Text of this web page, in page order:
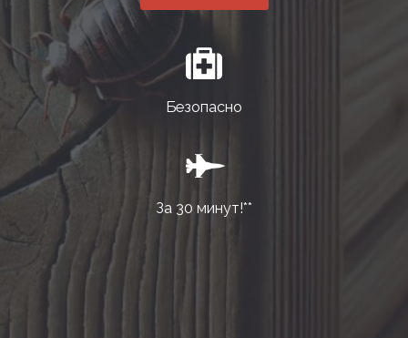
Безопасно
За 30 минут!**